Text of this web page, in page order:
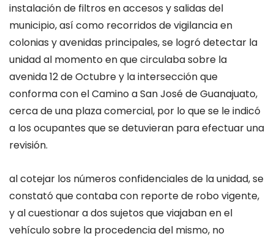
instalación de filtros en accesos y salidas del
municipio, así como recorridos de vigilancia en
colonias y avenidas principales, se logró detectar la
unidad al momento en que circulaba sobre la
avenida 12 de Octubre y la intersección que
conforma con el Camino a San José de Guanajuato,
cerca de una plaza comercial, por lo que se le indicó
a los ocupantes que se detuvieran para efectuar una
revisión.
al cotejar los números confidenciales de la unidad, se
constató que contaba con reporte de robo vigente,
y al cuestionar a dos sujetos que viajaban en el
vehículo sobre la procedencia del mismo, no